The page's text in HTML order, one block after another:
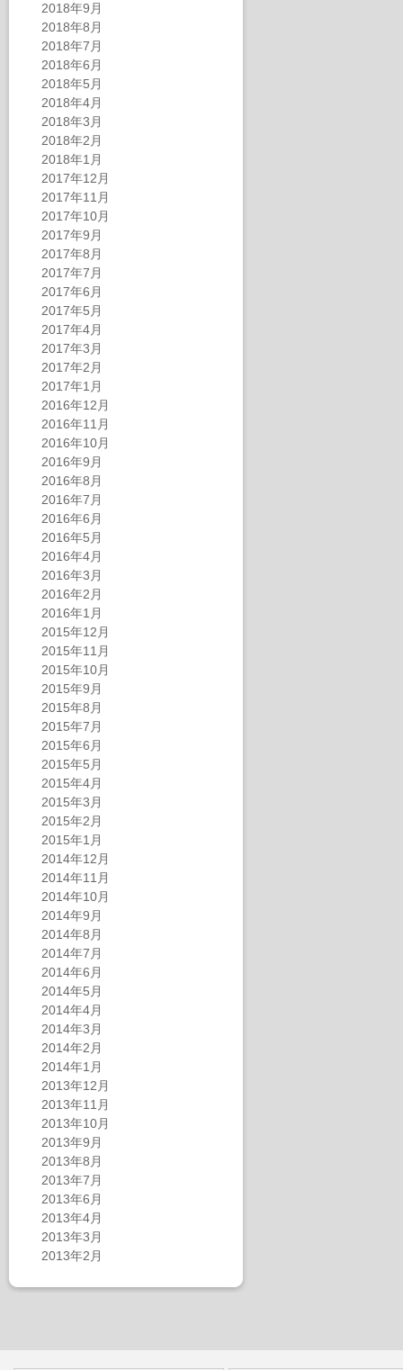
2018年9月
2018年8月
2018年7月
2018年6月
2018年5月
2018年4月
2018年3月
2018年2月
2018年1月
2017年12月
2017年11月
2017年10月
2017年9月
2017年8月
2017年7月
2017年6月
2017年5月
2017年4月
2017年3月
2017年2月
2017年1月
2016年12月
2016年11月
2016年10月
2016年9月
2016年8月
2016年7月
2016年6月
2016年5月
2016年4月
2016年3月
2016年2月
2016年1月
2015年12月
2015年11月
2015年10月
2015年9月
2015年8月
2015年7月
2015年6月
2015年5月
2015年4月
2015年3月
2015年2月
2015年1月
2014年12月
2014年11月
2014年10月
2014年9月
2014年8月
2014年7月
2014年6月
2014年5月
2014年4月
2014年3月
2014年2月
2014年1月
2013年12月
2013年11月
2013年10月
2013年9月
2013年8月
2013年7月
2013年6月
2013年4月
2013年3月
2013年2月